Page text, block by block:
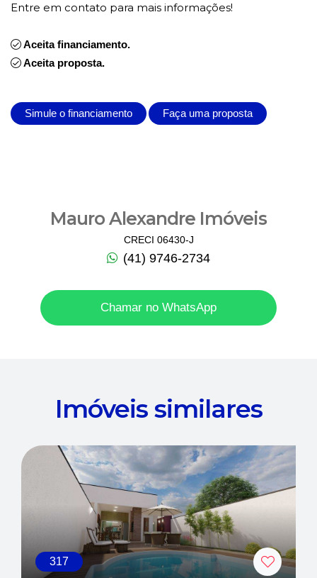
Entre em contato para mais informações!
Aceita financiamento.
Aceita proposta.
Simule o financiamento Faça uma proposta
Mauro Alexandre Imóveis
CRECI 06430-J
(41) 9746-2734
Chamar no WhatsApp
Imóveis similares
317